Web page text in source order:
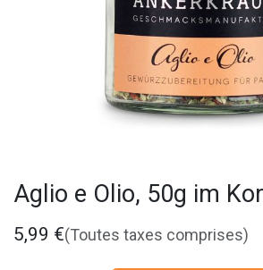
Aglio e Olio, 50g im
5,99 €(Toutes taxes comprises)